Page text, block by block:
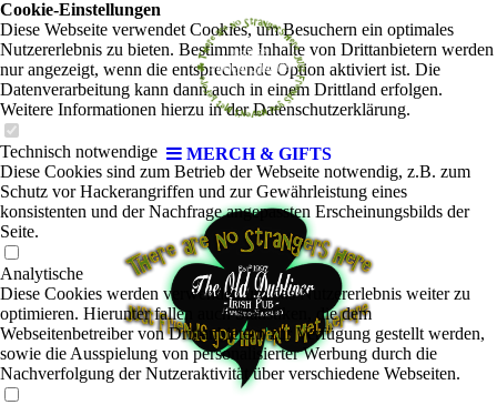
MERCH & GIFTS
Cookie-Einstellungen
Diese Webseite verwendet Cookies, um Besuchern ein optimales
Nutzererlebnis zu bieten. Bestimmte Inhalte von Drittanbietern werden
nur angezeigt, wenn die entsprechende Option aktiviert ist. Die
Datenverarbeitung kann dann auch in einem Drittland erfolgen.
Weitere Informationen hierzu in der Datenschutzerklärung.
Technisch notwendige
Diese Cookies sind zum Betrieb der Webseite notwendig, z.B. zum
Schutz vor Hackerangriffen und zur Gewährleistung eines
konsistenten und der Nachfrage angepassten Erscheinungsbilds der
Seite.
Analytische
Diese Cookies werden verwendet, um das Nutzererlebnis weiter zu
optimieren. Hierunter fallen auch Statistiken, die dem
Webseitenbetreiber von Drittanbietern zur Verfügung gestellt werden,
sowie die Ausspielung von personalisierter Werbung durch die
Nachverfolgung der Nutzeraktivität über verschiedene Webseiten.